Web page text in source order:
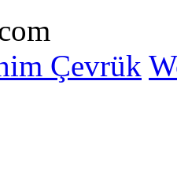
Çevrük